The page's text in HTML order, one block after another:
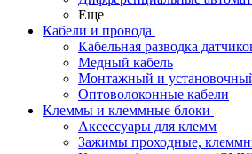
Еще
Кабели и провода
Кабельная разводка
Медный кабель
Монтажный и
Оптоволоконные кабели
Клеммы и клеммные блоки
Аксессуары для клемм
Зажимы проходные,